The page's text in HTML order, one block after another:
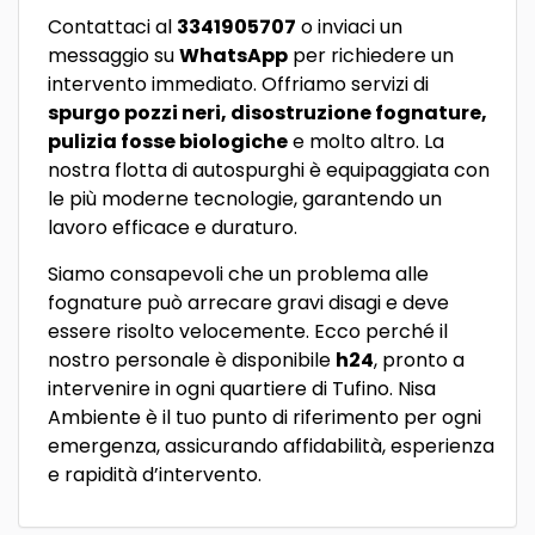
Contattaci al 3341905707 o inviaci un
messaggio suWhatsApp per richiedere un
intervento immediato. Offriamo servizi di
spurgo pozzi neri, disostruzione fognature,
pulizia fosse biologichee molto altro. La
nostra flotta di autospurghi è equipaggiata con
le più moderne tecnologie, garantendo un
lavoro efficace e duraturo.
Siamo consapevoli che un problema alle
fognature può arrecare gravi disagi e deve
essere risolto velocemente. Ecco perché il
nostro personale è disponibile h24, pronto a
intervenire in ogni quartiere di Tufino. Nisa
Ambiente è il tuo punto di riferimento per ogni
emergenza, assicurando affidabilità, esperienza
e rapidità d’intervento.